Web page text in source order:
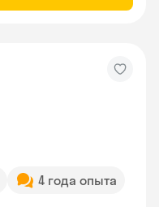
4 года опыта